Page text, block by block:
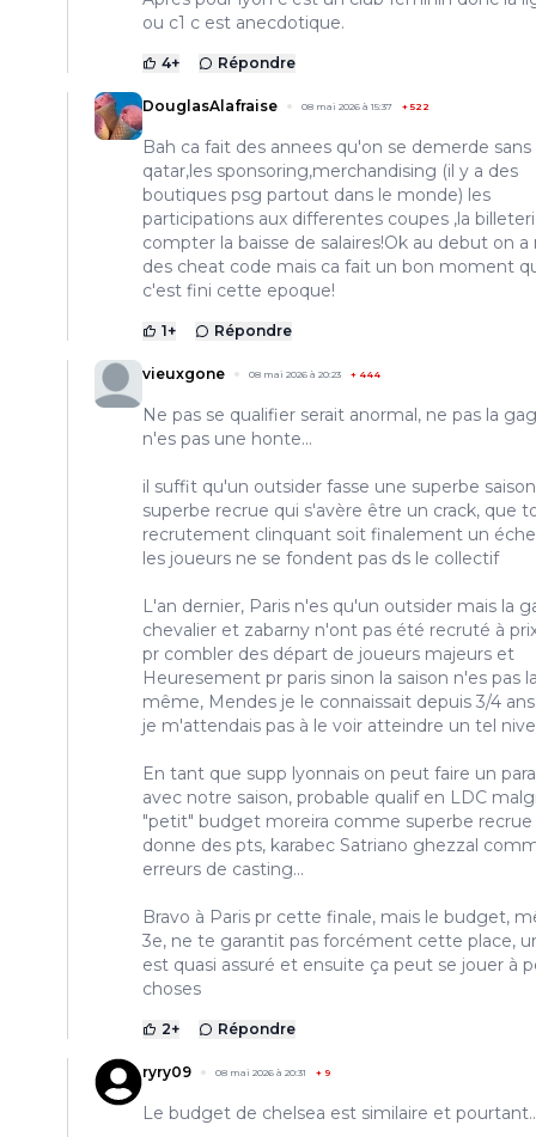
ou c1 c est anecdotique.
4+ Répondre
DouglasAlafraise 08 mai 2026 à 15:37 +522
Bah ca fait des annees qu'on se demerde sans
qatar,les sponsoring,merchandising (il y a des
boutiques psg partout dans le monde) les
participations aux differentes coupes ,la
compter la baisse de salaires!Ok au debut on a
des cheat code mais ca fait un bon moment
c'est fini cette epoque!
1+ Répondre
vieuxgone 08 mai 2026 à 20:23 + 444
Ne pas se qualifier serait anormal, ne pas la
n'es pas une honte...
il suffit qu'un outsider fasse une superbe
superbe recrue qui s'avère être un crack, que
recrutement clinquant soit finalement un
les joueurs ne se fondent pas ds le collectif
L'an dernier, Paris n'es qu'un outsider mais la
chevalier et zabarny n'ont pas été recruté à
pr combler des départ de joueurs majeurs et
Heuresement pr paris sinon la saison n'es pas
même, Mendes je le connaissait depuis 3/4
je m'attendais pas à le voir atteindre un tel
En tant que supp lyonnais on peut faire un
avec notre saison, probable qualif en LDC
"petit" budget moreira comme superbe recrue
donne des pts, karabec Satriano ghezzal
erreurs de casting...
Bravo à Paris pr cette finale, mais le budget,
3e, ne te garantit pas forcément cette place,
est quasi assuré et ensuite ça peut se jouer à
choses
2+ Répondre
ryry09 08 mai 2026 à 20:31 + 9
Le budget de chelsea est similaire et